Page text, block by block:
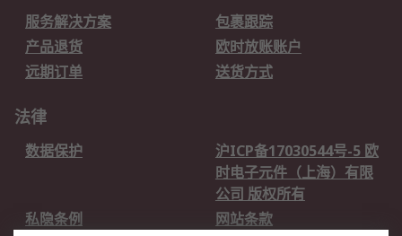
服务解决方案
包裹跟踪
产品退货
欧时放账账户
远期订单
送货方式
法律
数据保护
沪ICP备17030544号-5 欧
时电子元件（上海）有限
公司 版权所有
私隐条例
网站条款